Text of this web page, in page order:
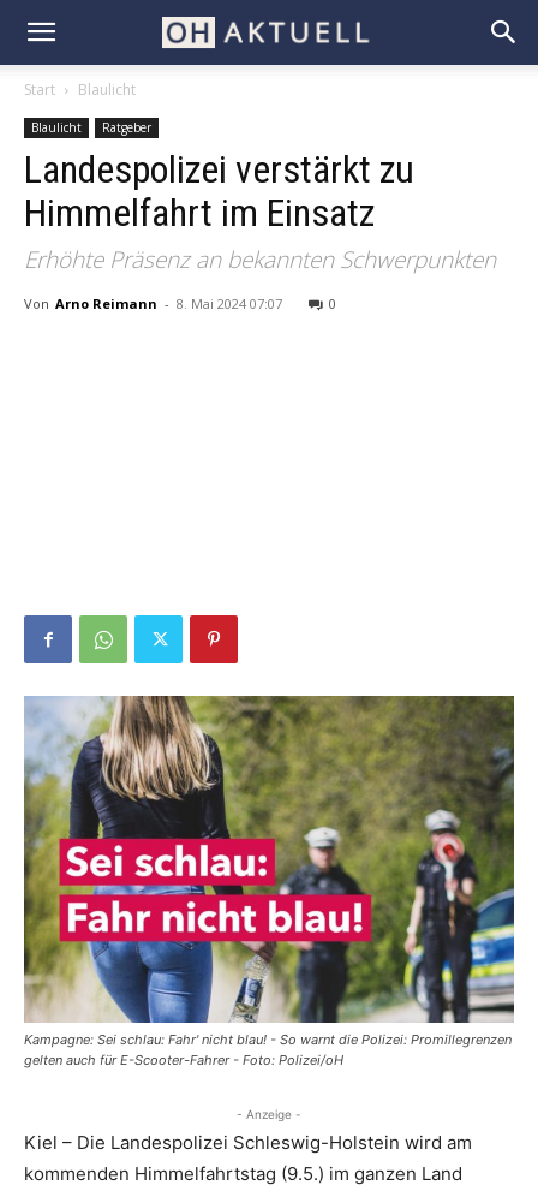
Start Blaulicht
Blaulicht Ratgeber
Landespolizei verstärkt zu
Himmelfahrt im Einsatz
Erhöhte Präsenz an bekannten Schwerpunkten
Von Arno Reimann - 8. Mai 2024 07:07 0
Kampagne: Sei schlau: Fahr' nicht blau! - So warnt die Polizei: Promillegrenzen
gelten auch für E-Scooter-Fahrer - Foto: Polizei/oH
- Anzeige -
Kiel – Die Landespolizei Schleswig-Holstein wird am
kommenden Himmelfahrtstag (9.5.) im ganzen Land